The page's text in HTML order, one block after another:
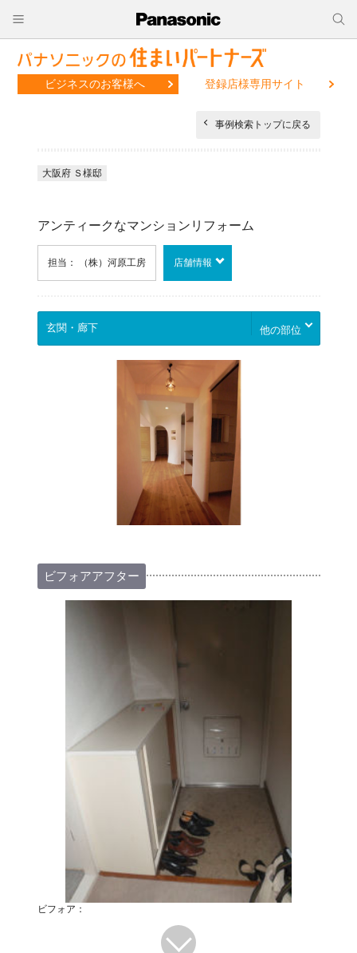
ビジネスのお客様へ 登録店様専用サイト
事例検索トップに戻る
大阪府 Ｓ様邸
アンティークなマンションリフォーム
担当： （株）河原工房 店舗情報
他の部位
ビフォアアフター
ビフォア：